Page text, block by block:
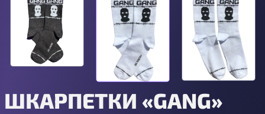
ШКАРПЕТКИ «GANG»